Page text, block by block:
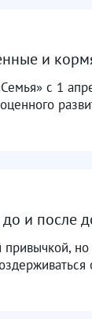
и
с 1
и после